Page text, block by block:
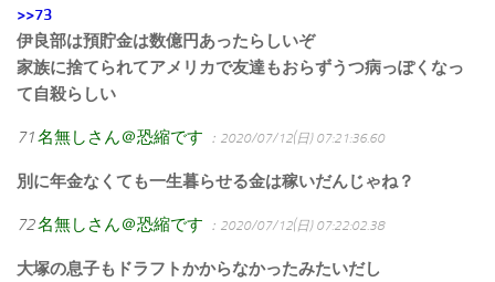
>>73
伊良部は預貯金は数億円あったらしいぞ
家族に捨てられてアメリカで友達もおらずうつ病っぽくなっ
て自殺らしい
71名無しさん＠恐縮です ：2020/07/12(日) 07:21:36.60
別に年金なくても一生暮らせる金は稼いだんじゃね？
72名無しさん＠恐縮です ：2020/07/12(日) 07:22:02.38
大塚の息子もドラフトかからなかったみたいだし